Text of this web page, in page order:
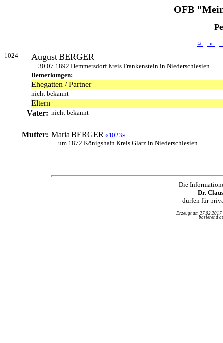
OFB
¤ «
1024 AugustBERGER
30.07.1892 Hemmersdorf Kreis Frankenstein in Niederschlesien
Bemerkungen:
Ehegatten / Partner
nicht bekannt
Eltern
Vater: nicht bekannt
Mutter: Maria BERGER «1023»
um 1872 Königshain Kreis Glatz in Niederschlesien
Die
Dr.
dürfen für
Erzeugt am
basierend